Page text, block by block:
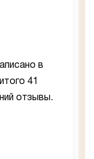
в
41
отзывы.